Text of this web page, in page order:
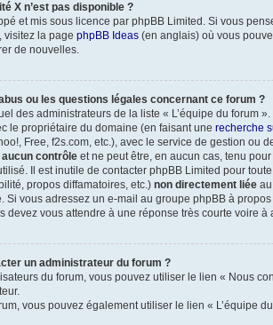
X n’est pas disponible ?
et mis sous licence par phpBB Limited. Si vous
visitez la page phpBB Ideas (en anglais) où vous
de nouvelles.
ou les questions légales concernant ce forum ?
des administrateurs de la liste « L’équipe du forum
le propriétaire du domaine (en faisant une recherche
Free, f2s.com, etc.), avec le service de gestion ou
aucun contrôle et ne peut être, en aucun cas, tenu
Il est inutile de contacter phpBB Limited pour
propos diffamatoires, etc.) non directement liée
Si vous adressez un e-mail au groupe phpBB à
devez vous attendre à une réponse très courte voire à
un administrateur du forum ?
du forum, vous pouvez utiliser le lien « Nous
vous pouvez également utiliser le lien « L’équipe